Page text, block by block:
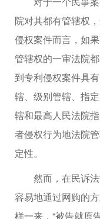
院对其都有管辖权
侵权案件而言，如
管辖权的一审法院
到专利侵权案件具
辖、级别管辖、指
辖和最高人民法院
者侵权行为地法院
定性。
然而，在民诉法
容易地通过网购的
样一来，“被告就原